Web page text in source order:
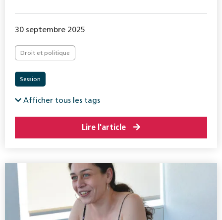
30 septembre 2025
Droit et politique
Session
Afficher tous les tags
Lire l'article